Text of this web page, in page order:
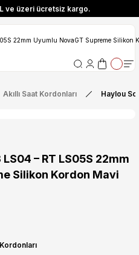
ve üzeri ücretsiz kargo.
%10 indirim
ve üzeri ücretsiz kargo.
%10 indirim
Akıllı Saat Kordonları Haylou
– RT LS05S 22mm
Silikon Kordon Mavi